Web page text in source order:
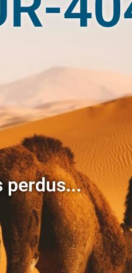
perdus...